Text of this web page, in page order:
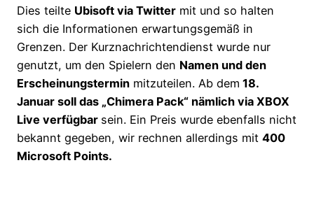
Dies teilte Ubisoft via Twitter mit und so halten
sich die Informationen erwartungsgemäß in
Grenzen. Der Kurznachrichtendienst wurde nur
genutzt, um den Spielern den Namen und den
Erscheinungstermin mitzuteilen. Ab dem 18.
Januar soll das „Chimera Pack“ nämlich via XBOX
Live verfügbar sein. Ein Preis wurde ebenfalls nicht
bekannt gegeben, wir rechnen allerdings mit 400
Microsoft Points.